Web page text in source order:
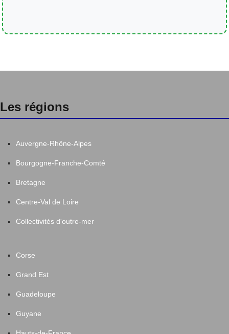
Les régions
Auvergne-Rhône-Alpes
Bourgogne-Franche-Comté
Bretagne
Centre-Val de Loire
Collectivités d'outre-mer
Corse
Grand Est
Guadeloupe
Guyane